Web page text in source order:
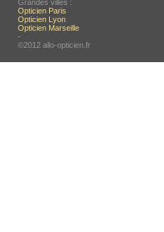
Grandes villes :
Opticien Paris
Opticien Lyon
Opticien Marseille
-
©2012 allo-opticien.fr